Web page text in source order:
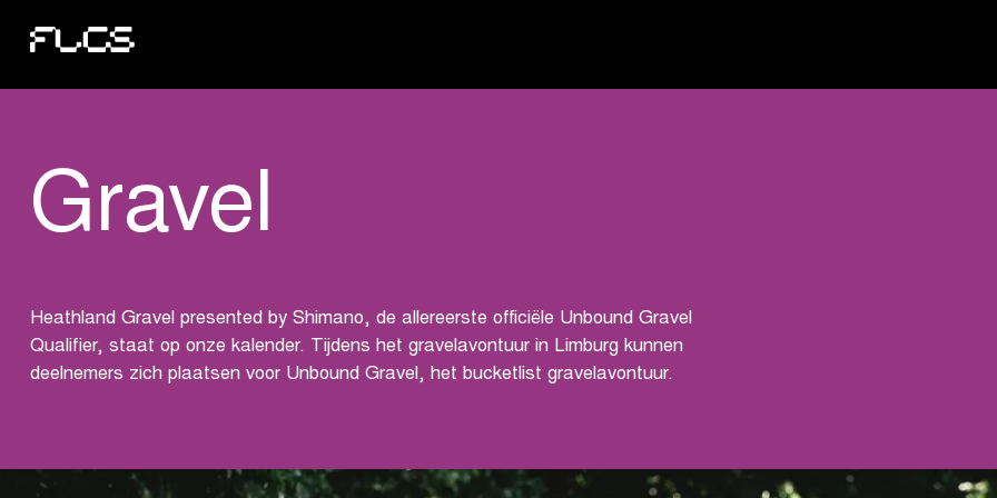
Gravel
Heathland Gravel presented by Shimano, de allereerste officiële Unbound Gravel
Qualifier, staat op onze kalender. Tijdens het gravelavontuur in Limburg kunnen
deelnemers zich plaatsen voor Unbound Gravel, het bucketlist gravelavontuur.